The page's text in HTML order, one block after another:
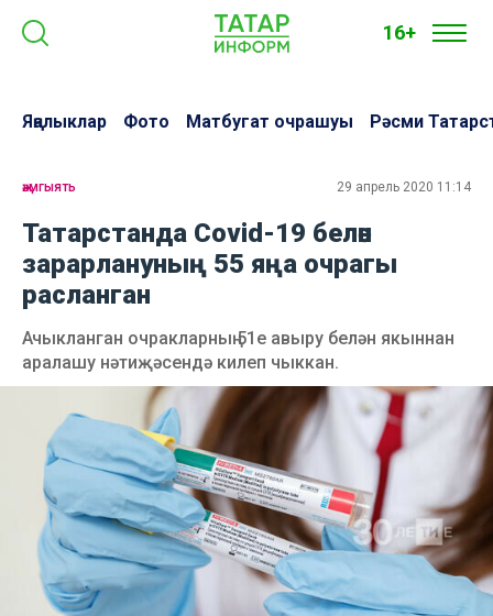
16+
Яңалыклар Фото Матбугат очрашуы Рәсми
җәмгыять 29 апрель 2020 11:14
Татарстанда Covid-19 белән
зарарлануның 55 яңа очрагы
расланган
Ачыкланган очракларның 51е авыру белән якыннан
аралашу нәтиҗәсендә килеп чыккан.